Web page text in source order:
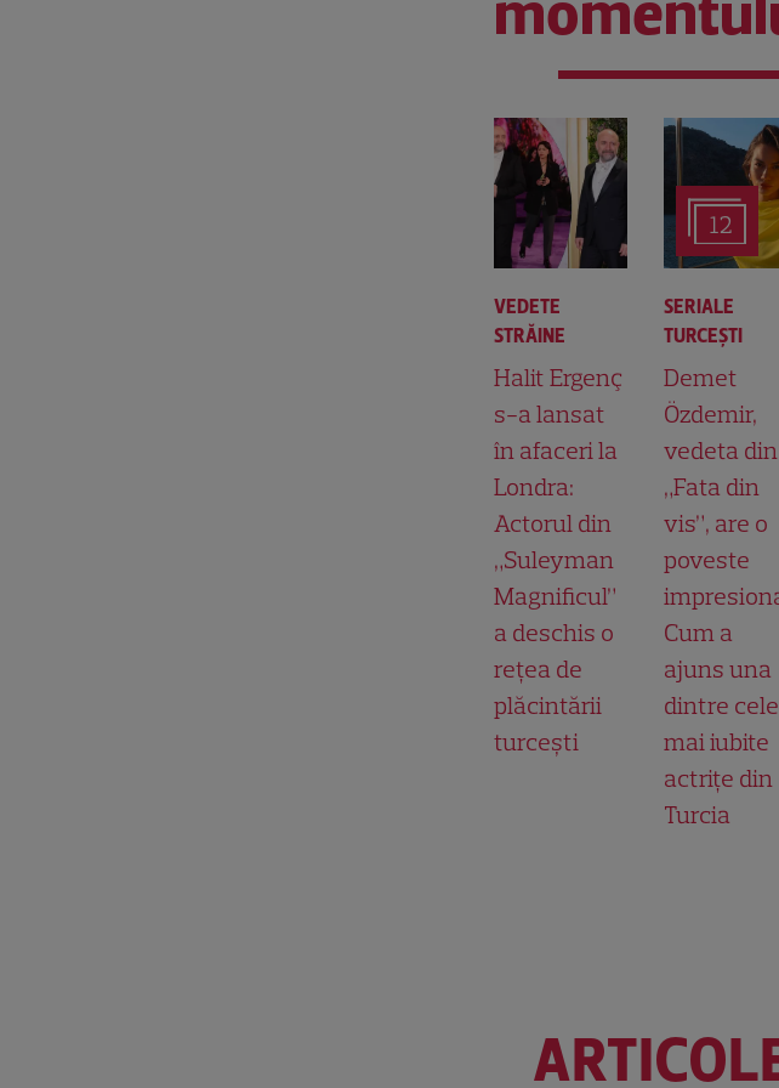
VEDETE
STRĂINE
Halit Ergenç
s-a lansat
în afaceri la
Londra:
Actorul din
„Suleyman
Magnificul”
a deschis o
rețea de
plăcintării
turcești
12
SERIALE
TURCEŞTI
Demet
Özdemir,
vedeta din
„Fata din
vis”, are o
poveste
Cum a
ajuns una
dintre cele
mai iubite
actrițe din
Turcia